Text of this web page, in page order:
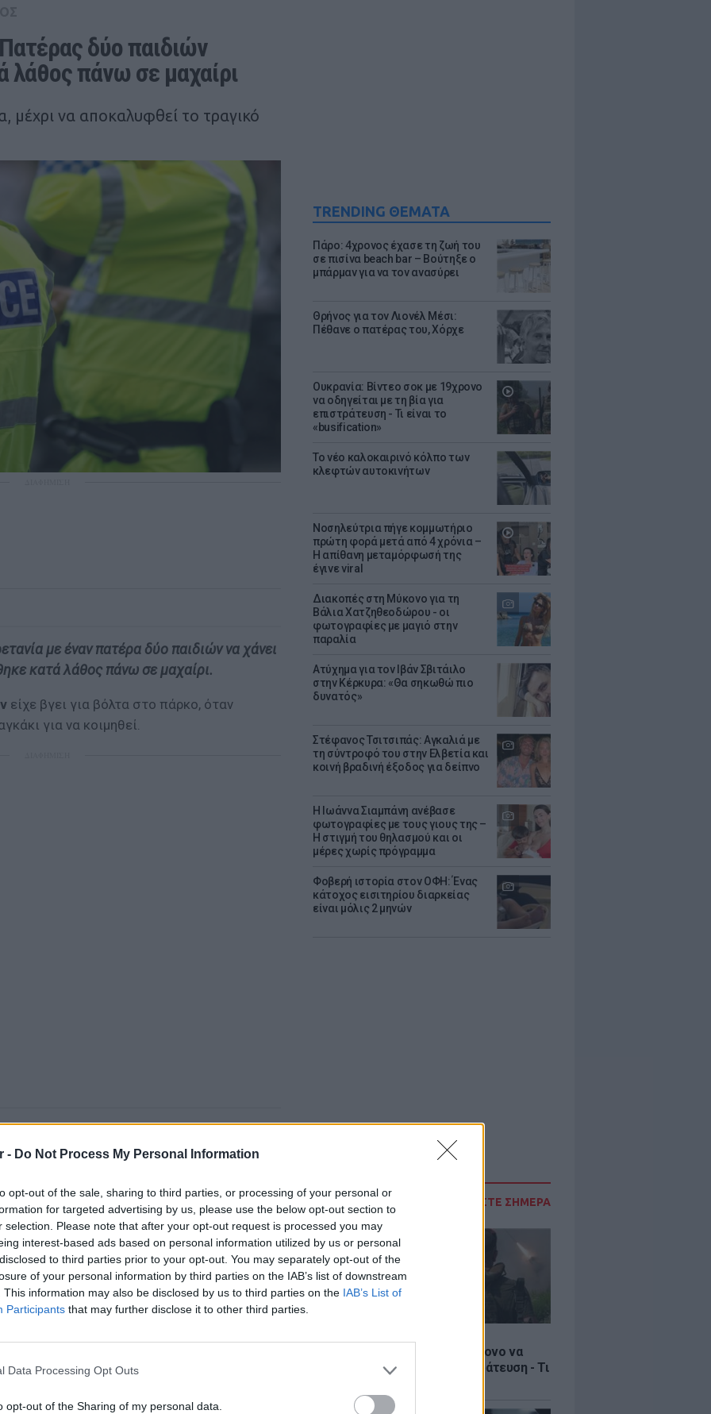
- Do Not Process My Personal Information
opt-out of the sale, sharing to third parties, or processing of your personal or
for targeted advertising by us, please use the below opt-out section to
selection. Please note that after your opt-out request is processed you may
interest-based ads based on personal information utilized by us or personal
to third parties prior to your opt-out. You may separately opt-out of the
of your personal information by third parties on the IAB’s list of downstream
This information may also be disclosed by us to third parties on the IAB’s List of
Participants that may further disclose it to other third parties.
Data Processing Opt Outs
opt-out of the Sharing of my personal data.
TRENDING ΘΕΜΑΤΑ
Πάρο: 4χρονος έχασε τη ζωή του
σε πισίνα beach bar – Βούτηξε ο
μπάρμαν για να τον ανασύρει
Θρήνος για τον Λιονέλ Μέσι:
Πέθανε ο πατέρας του, Χόρχε
Ουκρανία: Βίντεο σοκ με 19χρονο
να οδηγείται με τη βία για
επιστράτευση - Τι είναι το
«busification»
Το νέο καλοκαιρινό κόλπο των
κλεφτών αυτοκινήτων
Νοσηλεύτρια πήγε κομμωτήριο
πρώτη φορά μετά από 4 χρόνια –
Η απίθανη μεταμόρφωσή της
έγινε viral
Διακοπές στη Μύκονο για τη
Βάλια Χατζηθεοδώρου - οι
φωτογραφίες με μαγιό στην
παραλία
Ατύχημα για τον Ιβάν Σβιτάιλο
στην Κέρκυρα: «Θα σηκωθώ πιο
δυνατός»
Στέφανος Τσιτσιπάς: Αγκαλιά με
τη σύντροφό του στην Ελβετία και
κοινή βραδινή έξοδος για δείπνο
H Ιωάννα Σιαμπάνη ανέβασε
φωτογραφίες με τους γιους της –
Η στιγμή του θηλασμού και οι
μέρες χωρίς πρόγραμμα
Φοβερή ιστορία στον ΟΦΗ: Ένας
κάτοχος εισιτηρίου διαρκείας
είναι μόλις 2 μηνών
ΔΙΑΒΑΣΤΕ ΣΗΜΕΡΑ
Ουκρανία: Βίντεο σοκ με 19χρονο να
οδηγείται με τη βία για επιστράτευση - Τι
δύο παιδιών
λάθος πάνω σε μαχαίρι
μέχρι να αποκαλυφθεί το τραγικό
με έναν πατέρα δύο παιδιών να χάνει
κατά λάθος πάνω σε μαχαίρι.
είχε βγει για βόλτα στο πάρκο, όταν
για να κοιμηθεί.
που κουβαλούσε στην πλάτη του,
13 εκατοστών. Όπως έκατσε ο άνδρας
του πάνω στο σακίδιο, με το μαχαίρι να
να πεθάνει από ακατάσχετη
ποτέ.
να τρέχει από το παγκάκι και
αρχές να συλλαμβάνουν τρία άτομα ως
ότι ο θάνατος ήταν ατύχημα, με το
αλλά ίνες από το σακίδιο που
DNA από το χέρι του θύματος.
με συγκινητικά λόγια, περιγράφοντάς